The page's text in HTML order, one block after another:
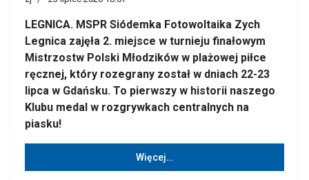
LEGNICA. MSPR Siódemka Fotowoltaika Zych
Legnica zajęła 2. miejsce w turnieju finałowym
Mistrzostw Polski Młodzików w plażowej piłce
ręcznej, który rozegrany został w dniach 22-23
lipca w Gdańsku. To pierwszy w historii naszego
Klubu medal w rozgrywkach centralnych na
piasku!
Więcej…